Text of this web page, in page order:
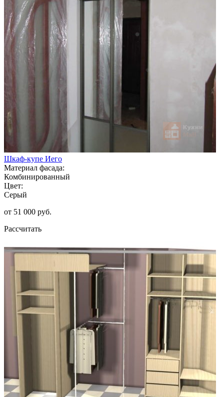
Шкаф-купе Иего
Материал фасада:
Комбинированный
Цвет:
Серый
от 51 000 руб.
Рассчитать